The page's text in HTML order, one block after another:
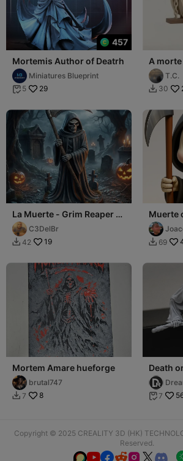
457
Mortemis Author of Deatrh
Miniatures Blueprint
 5 29
A
T.C.
 30
La Muerte - Grim Reaper -
La ParcaC3DelBr
 42 19
Muerte
 69
Mortem Amare hueforge
brutal747
 7 8
Death
 7
Copyright © 2025 CREALITY 3D (HK)
Reserved.
  